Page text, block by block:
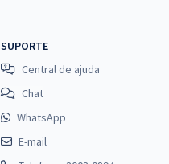
SUPORTE
Central de ajuda
Chat
WhatsApp
E-mail